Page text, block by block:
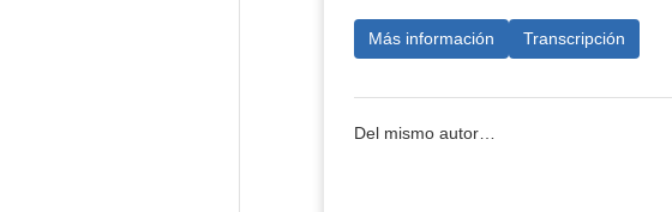
Más información Transcripción
Del mismo autor…